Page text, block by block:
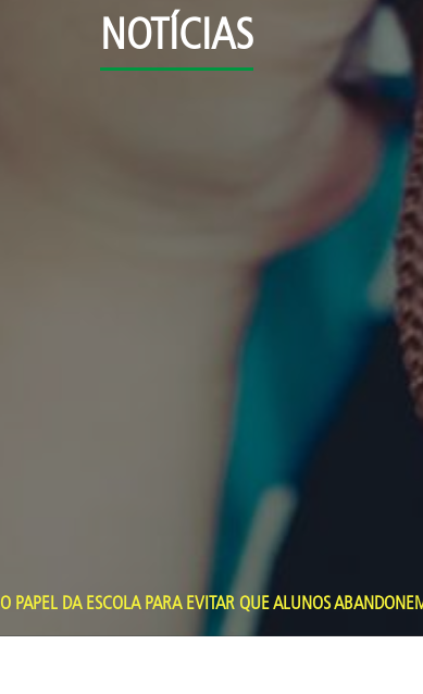
NOTÍCIAS
O PAPEL DA ESCOLA PARA EVITAR QUE ALUNOS